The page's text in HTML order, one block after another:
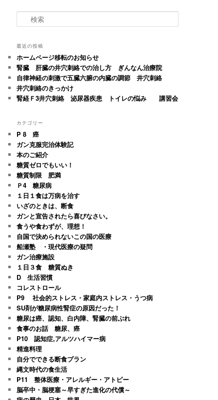
索
最近の投稿
ホームページ移転のお知らせ
腎臓 肝臓の井穴刺絡での治し方 ぎんなん治療院
自律神経の刺激で五臓六腑の内臓の調節 井穴刺絡
井穴刺絡のきっかけ
腎経Ｆ3井穴刺絡 泌尿器疾患 トイレの悩み 講習会
カテゴリー
P 8 癌
ガン克服完治体験記
本のご紹介
糖質ゼロでもいい！
糖質制限 肥満
Ｐ4 糖尿病
１日１食は万病を治す
いざのときは、断食
ガンと宣告されたら喜びなさい。
食うや食わずが、理想！
自国で決められないこの国の医療
船瀬塾 ・現代医療の疑問
ガン治療施設
１日３食 糖質ぬき
D 生活習慣
コレストロール
P9 社会的ストレス・家庭内ストレス・うつ病
SU剤が糖尿病性腎症の原因だった！
糖尿は癌、認知、白内障、腎臓の前ぶれ
食事のお話 糖尿、癌
P10 認知症,アルツハイマー病
精進料理
自分でできる断食プラン
縄文時代の食生活
P11 整体医療・アレルギー・アトピー
脳卒中・脳梗塞～早すぎた進化の代償～